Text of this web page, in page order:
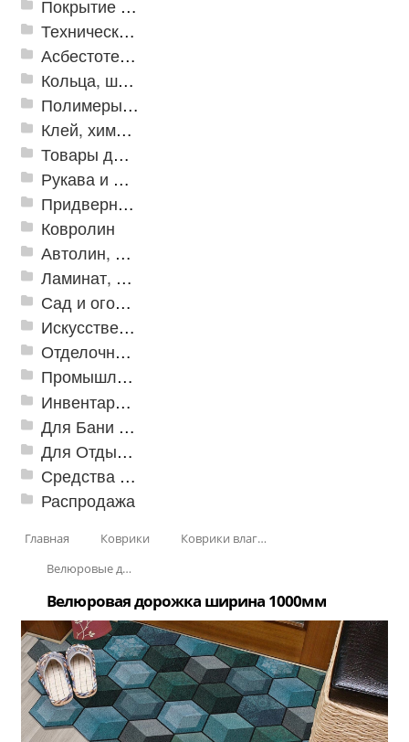
Покрытие из резиновой крошки
Техническая резина
Асбестотехнические и теплоизоляционные материалы
Кольца, шайбы, манжеты
Полимеры и пластики
Клей, химия, сопутствующие товары
Товары для дома
Рукава и шланги промышленные
Придверные решетки
Ковролин
Автолин, Транслин, Линолеум
Ламинат, Кварцвиниловая плитка SPC
Сад и огород
Искусственная трава
Отделочные профили
Промышленный текстиль
Инвентарь для клининга
Для Бани и Сауны
Для Отдыха и Пикника
Средства от насекомых и садовых вредителей
Распродажа
Главная Коврики
Коврики влаговпитывающие
Велюровые дорожки
Велюровая дорожка ширина 1000мм